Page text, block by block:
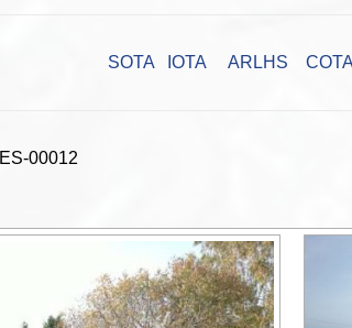
SOTA IOTA ARLHS COTA
ES-00012